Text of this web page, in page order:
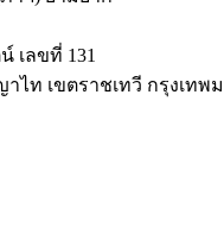
เลขที่ 131
ไท เขตราชเทวี กรุงเทพ